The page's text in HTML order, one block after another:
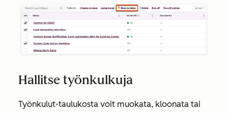
Hallitse työnkulkuja
Työnkulut-taulukosta voit muokata, kloonata tai